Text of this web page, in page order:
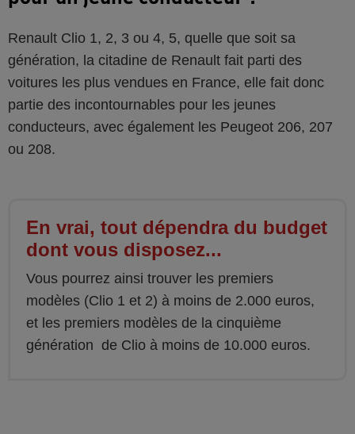
Renault Clio 1, 2, 3 ou 4, 5, quelle que soit sa
génération, la citadine de Renault fait parti des
voitures les plus vendues en France, elle fait donc
partie des incontournables pour les jeunes
conducteurs, avec également les Peugeot 206, 207
ou 208.
En vrai, tout dépendra du budget
dont vous disposez...
Vous pourrez ainsi trouver les premiers
modèles (Clio 1 et 2) à moins de 2.000 euros,
et les premiers modèles de la cinquième
génération de Clio à moins de 10.000 euros.